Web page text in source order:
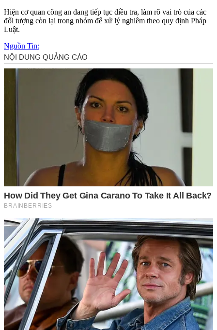
Hiện cơ quan công an đang tiếp tục điều tra, làm rõ vai trò của các
đối tượng còn lại trong nhóm để xử lý nghiêm theo quy định Pháp
Luật.
Nguồn Tin: